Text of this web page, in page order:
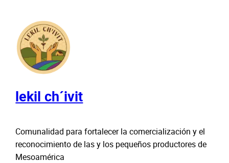
contenido
lekil ch´ivit
Comunalidad para fortalecer la comercialización y el
reconocimiento de las y los pequeños productores de
Mesoamérica